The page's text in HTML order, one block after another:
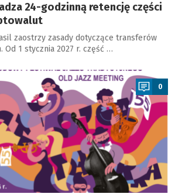
24-godzinną retencję części
zaostrzy zasady dotyczące transferów
Od 1 stycznia 2027 r. część …
0